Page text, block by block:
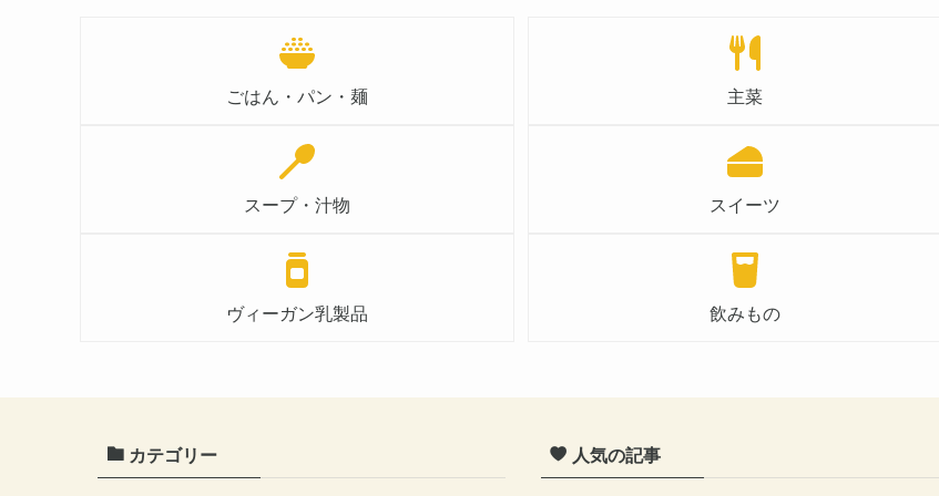
ごはん・パン・麺 主菜
スープ・汁物 スイーツ
ヴィーガン乳製品 飲みもの
カテゴリー 人気の記事